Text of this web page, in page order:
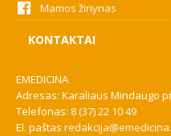
Mamos žinynas
KONTAKTAI
EMEDICINA
Adresas: Karaliaus Mindaugo
Telefonas: 8 (37) 22 10 49
El. paštas